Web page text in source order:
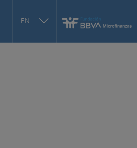
EN Seleccionar